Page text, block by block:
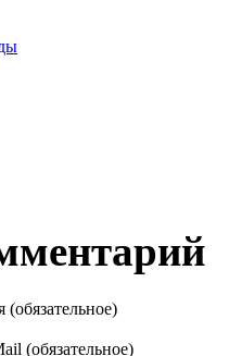
(обязательное)
(обязательное)